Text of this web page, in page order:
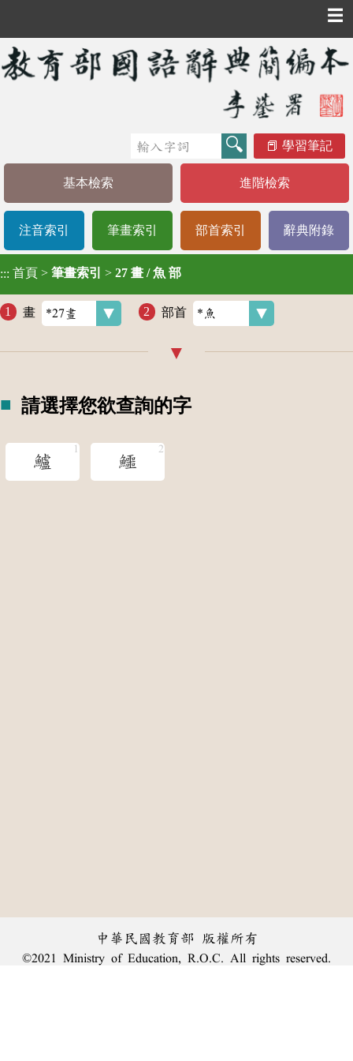
☰
學習筆記
基本檢索 進階檢索
注音索引 筆畫索引 部首索引 辭典附錄
::: 首頁 > 筆畫索引 > 27 畫 / 魚 部
畫 部首
請選擇您欲查詢的字
鱸 鱷
中華民國教育部 版權所有
©2021 Ministry of Education, R.O.C. All rights reserved.